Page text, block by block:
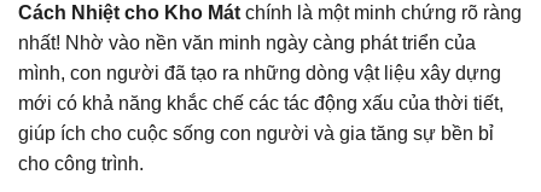
Cách Nhiệt cho Kho Mát chính là một minh chứng rõ ràng
nhất! Nhờ vào nền văn minh ngày càng phát triển của
mình, con người đã tạo ra những dòng vật liệu xây dựng
mới có khả năng khắc chế các tác động xấu của thời tiết,
giúp ích cho cuộc sống con người và gia tăng sự bền bỉ
cho công trình.